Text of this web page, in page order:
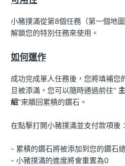
小豬撲滿從第8個任務（第一個地
解鎖您的特別任務來使用。
如何運作
成功完成單人任務後，您將填補您
旦被添滿，您可以隨時通過前往“
組”來贖回累積的鑽石。
在點擊打開小豬撲滿並支付款項後：
- 累積的鑽石將被添加到您的鑽石
- 小豬撲滿的進度將會重置為0